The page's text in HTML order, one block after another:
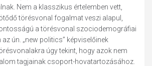
Nem a klasszikus értelemben vett,
törésvonal fogalmat veszi alapul,
a törésvonal szociodemográfiai
ún. „new politics” képviselőinek
úgy tekint, hogy azok nem
tagjainak csoport-hovatartozásához.